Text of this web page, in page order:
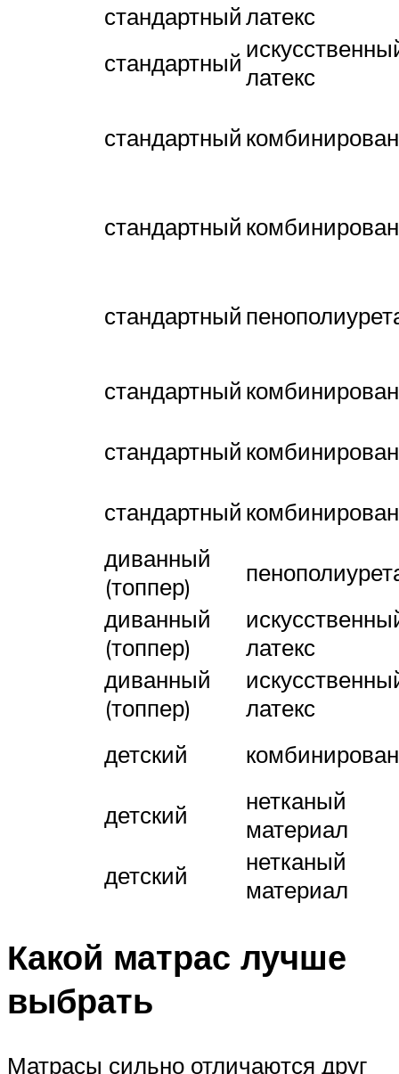
стандартныйлатекс
стандартныйлатекс
стандартный
стандартный
стандартный
стандартный
стандартный
стандартный
диванный
(топпер)
диванный
(топпер)
латекс
диванный
(топпер)
латекс
детский
детский
нетканый
материал
детский
нетканый
материал
Какой матрас лучше
выбрать
Матрасы сильно отличаются друг